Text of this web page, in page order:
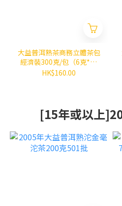
大益普洱熟茶商務立體茶包
經濟裝300克/包（6克*50
包）
HK$160.00
[15年或以上